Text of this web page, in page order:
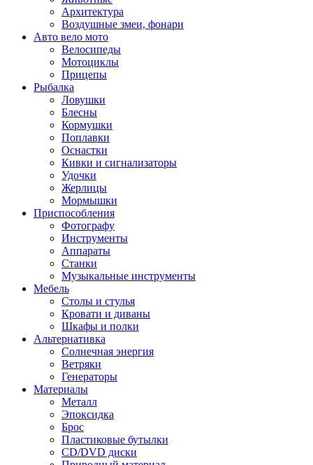
Архитектура
Воздушные змеи, фонари
Авто вело мото
Велосипеды
Мотоциклы
Прицепы
Рыбалка
Ловушки
Блесны
Кормушки
Поплавки
Оснастки
Кивки и сигнализаторы
Удочки
Жерлицы
Мормышки
Приспособления
Фотографу
Инструменты
Аппараты
Станки
Музыкальные инструменты
Мебель
Столы и стулья
Кровати и диваны
Шкафы и полки
Альтернативка
Солнечная энергия
Ветряки
Генераторы
Материалы
Металл
Эпоксидка
Брос
Пластиковые бутылки
CD/DVD диски